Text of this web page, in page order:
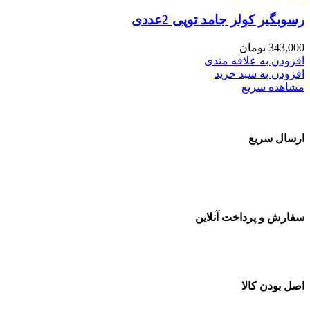
رسوبگیر کولر جامد توپی 2عددی
343,000 تومان
افزودن به علاقه مندی
افزودن به سبد خرید
مشاهده سریع
ارسال سریع
سفارش و پرداخت آنلاین
اصل بودن کالا